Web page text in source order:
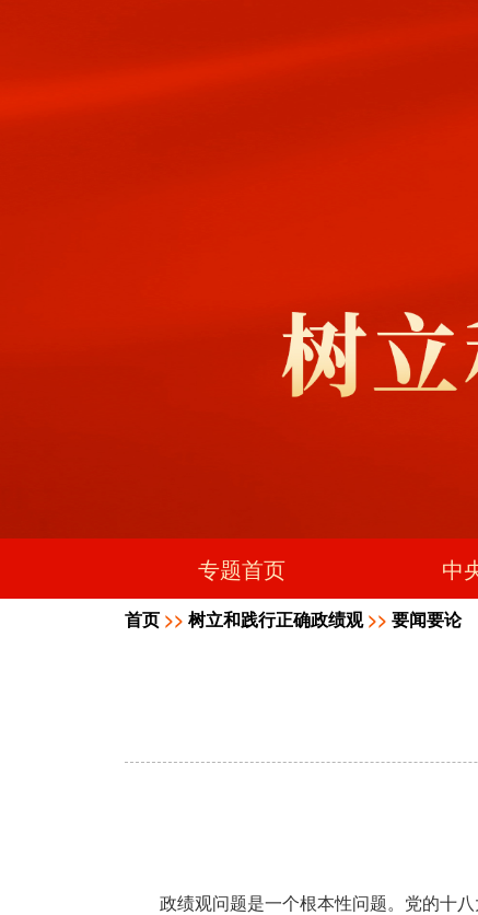
专题首页 中
首页 >> 树立和践行正确政绩观>> 要闻要论
政绩观问题是一个根本性问题。党的十